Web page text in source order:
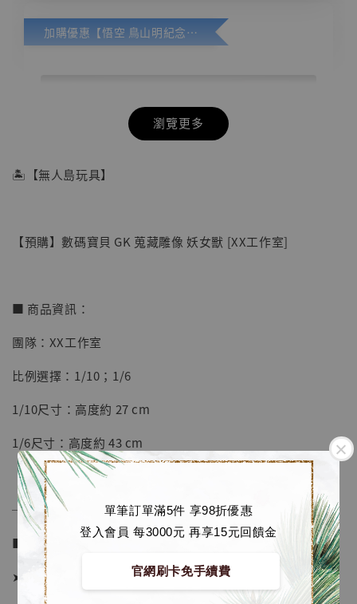
單筆訂單滿5件 享98折優惠
登入會員 每3000元 再享15元回饋金
官網刷卡免手續費
加購優惠【悟空 鳥山明紀念款 [奇蹟工作室]】
【店內現貨】七龍珠 系列蒐藏雕像 悟空 鳥山
NT$ 4,280
NT$ 5,580
加購優惠【海賊王 布魯克達摩 [7STARS Studio]】
瀏覽更多
🏝【無人島玩具】
【預購】數碼寶貝 GK 蒐藏雕像 妖女獸 [XX工作室]
■ 商品資訊：
團隊：XX工作室
比例選擇：1/10；1/6
1/10尺寸：高度約 27 cm
1/6尺寸：高度約 43 cm
──────────────
■ 販售資訊：
➤ 1/10價格 5980元 (訂金2380)